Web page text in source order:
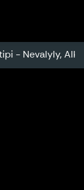
- Nevalyly,